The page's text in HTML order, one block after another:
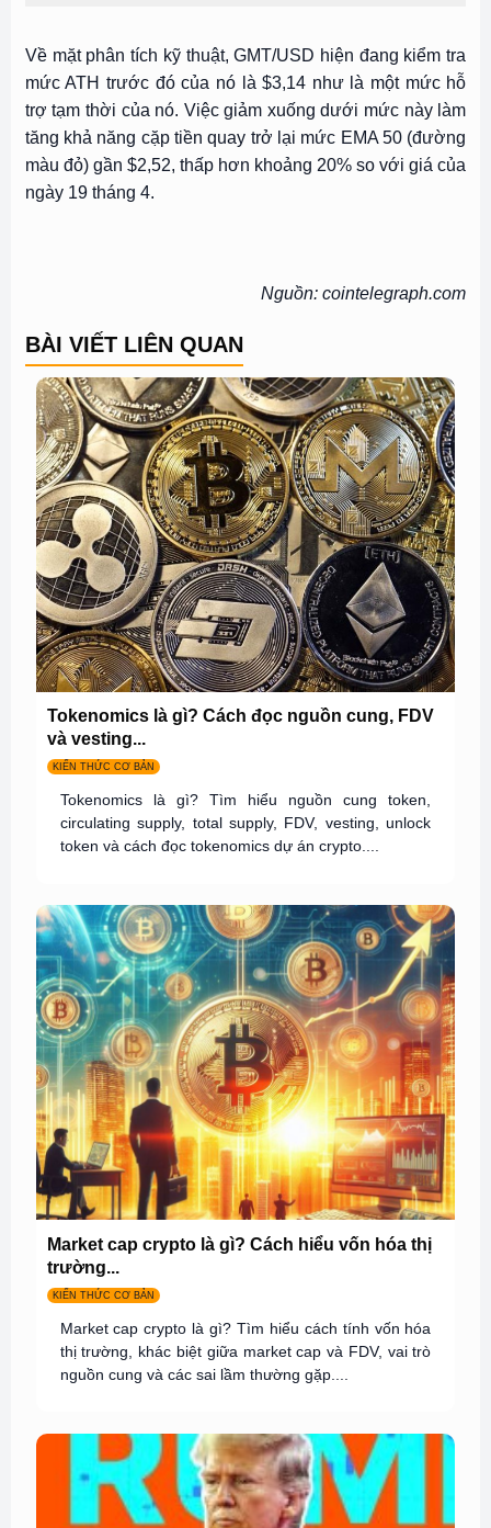
Về mặt phân tích kỹ thuật, GMT/USD hiện đang kiểm tra
mức ATH trước đó của nó là $3,14 như là một mức hỗ
trợ tạm thời của nó. Việc giảm xuống dưới mức này làm
tăng khả năng cặp tiền quay trở lại mức EMA 50 (đường
màu đỏ) gần $2,52, thấp hơn khoảng 20% ​​so với giá của
ngày 19 tháng 4.
Nguồn: cointelegraph.com
BÀI VIẾT LIÊN QUAN
Tokenomics là gì? Cách đọc nguồn cung, FDV
và vesting...
KIẾN THỨC CƠ BẢN
Tokenomics là gì? Tìm hiểu nguồn cung token,
circulating supply, total supply, FDV, vesting, unlock
token và cách đọc tokenomics dự án crypto....
Market cap crypto là gì? Cách hiểu vốn hóa thị
trường...
KIẾN THỨC CƠ BẢN
Market cap crypto là gì? Tìm hiểu cách tính vốn hóa
thị trường, khác biệt giữa market cap và FDV, vai trò
nguồn cung và các sai lầm thường gặp....